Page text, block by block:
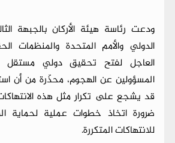
ودعت رئاسة هيئة الأركان بالجبهة
الدولي والأمم المتحدة والمنظمات
العاجل لفتح تحقيق دولي مستقل
المسؤولين عن الهجوم، محذّرة من أن
قد يشجع على تكرار مثل هذه
ضرورة اتخاذ خطوات عملية لحماية
للانتهاكات المتكررة.